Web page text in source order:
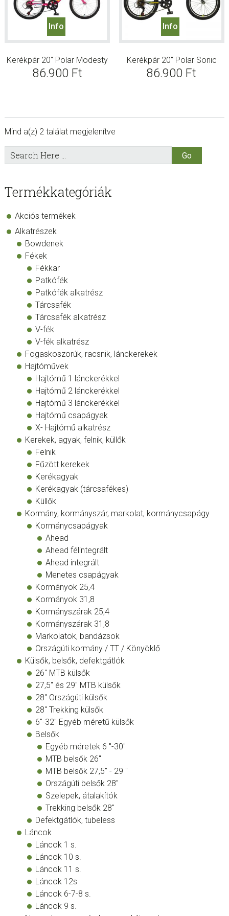
Info
Kerékpár 20″ Polar Modesty
86.900 Ft
Info
Kerékpár 20″ Polar Sonic
86.900 Ft
Mind a(z) 2 találat megjelenítve
sidebar
Store
Sidebar
Search
Here
Termékkategóriák
Akciós termékek
Alkatrészek
Bowdenek
Fékek
Fékkar
Patkófék
Patkófék alkatrész
Tárcsafék
Tárcsafék alkatrész
V-fék
V-fék alkatrész
Fogaskoszorúk, racsnik, lánckerekek
Hajtóművek
Hajtómű 1 lánckerékkel
Hajtómű 2 lánckerékkel
Hajtómű 3 lánckerékkel
Hajtómű csapágyak
X- Hajtómű alkatrész
Kerekek, agyak, felnik, küllők
Felnik
Fűzött kerekek
Kerékagyak
Kerékagyak (tárcsafékes)
Küllők
Kormány, kormányszár, markolat, kormánycsapágy
Kormánycsapágyak
Ahead
Ahead félintegrált
Ahead integrált
Menetes csapágyak
Kormányok 25,4
Kormányok 31,8
Kormányszárak 25,4
Kormányszárak 31,8
Markolatok, bandázsok
Országúti kormány / TT / Könyöklő
Külsők, belsők, defektgátlók
26" MTB külsők
27,5" és 29" MTB külsők
28" Országúti külsők
28" Trekking külsők
6"-32" Egyéb méretű külsők
Belsők
Egyéb méretek 6 "-30"
MTB belsők 26"
MTB belsők 27,5" - 29 "
Országúti belsők 28"
Szelepek, átalakítók
Trekking belsők 28"
Defektgátlók, tubeless
Láncok
Láncok 1 s.
Láncok 10 s.
Láncok 11 s.
Láncok 12s
Láncok 6-7-8 s.
Láncok 9 s.